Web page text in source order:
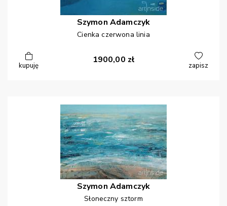
Szymon Adamczyk
Cienka czerwona linia
kupuję
1900,00 zł
zapisz
Szymon Adamczyk
Słoneczny sztorm